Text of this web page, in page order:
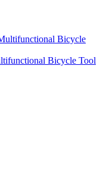
Bicycle Tool